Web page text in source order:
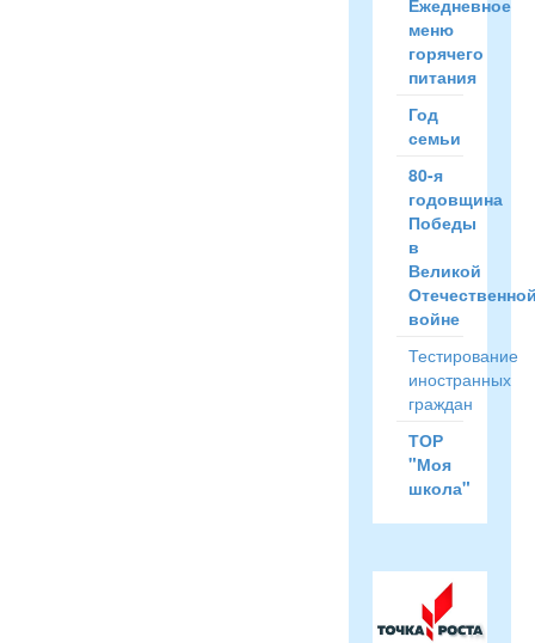
Ежедневное
меню
горячего
питания
Год
семьи
80-я
годовщина
Победы
в
Великой
войне
Тестирование
иностранных
граждан
ТОР
"Моя
школа"